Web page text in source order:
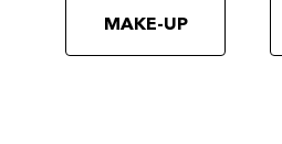
MAKE-UP